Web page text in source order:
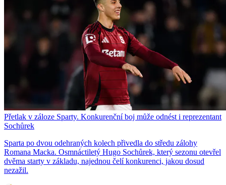
Přetlak v záloze Sparty. Konkurenční boj může odnést i reprezentant
Sochůrek
Sparta po dvou odehraných kolech přivedla do středu zálohy
Romana Macka. Osmnáctiletý Hugo Sochůrek, který sezonu otevřel
dvěma starty v základu, najednou čelí konkurenci, jakou dosud
nezažil.